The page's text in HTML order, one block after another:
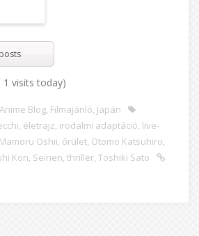
1 visits today)
Anime Blog, Filmajánló, Japán
, életrajz, irodalmi adaptáció, live-
Mamoru Oshii, őrület, Otomo Katsuhiro,
Kon, Seinen, thriller, Toshiki Sato